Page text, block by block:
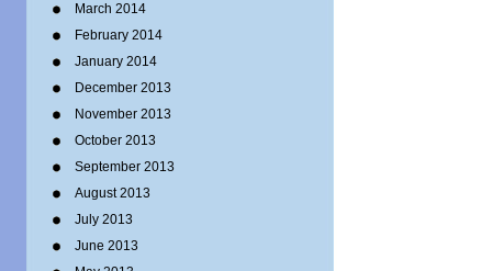
March 2014
February 2014
January 2014
December 2013
November 2013
October 2013
September 2013
August 2013
July 2013
June 2013